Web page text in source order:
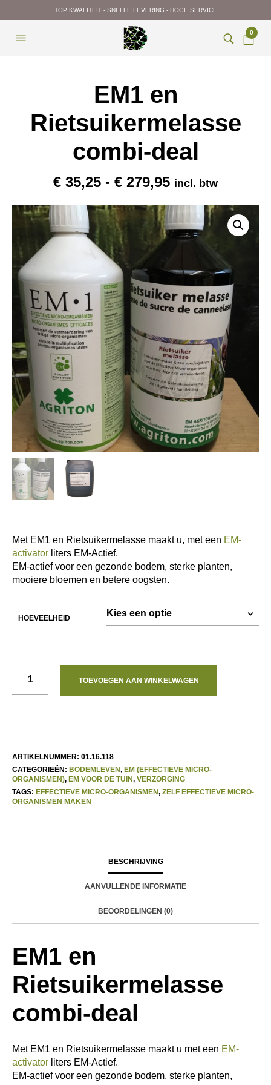
TOP KWALITEIT - SNELLE LEVERING - HOGE SERVICE
0
EM1 en
Rietsuikermelasse
combi-deal
€ 35,25 - € 279,95Prijsklasse:
tot
€ 279,95
incl. btw
Met EM1 en Rietsuikermelasse maakt u, met een EM-
activator liters EM-Actief.
EM-actief voor een gezonde bodem, sterke planten,
mooiere bloemen en betere oogsten.
HOEVEELHEID
TOEVOEGEN AAN WINKELWAGEN
ARTIKELNUMMER: 01.16.118
CATEGORIEËN: BODEMLEVEN, EM (EFFECTIEVE MICRO-
ORGANISMEN), EM VOOR DE TUIN, VERZORGING
TAGS: EFFECTIEVE MICRO-ORGANISMEN, ZELF EFFECTIEVE MICRO-
ORGANISMEN MAKEN
BESCHRIJVING
AANVULLENDE INFORMATIE
BEOORDELINGEN (0)
EM1 en
Rietsuikermelasse
combi-deal
Met EM1 en Rietsuikermelasse maakt u met een EM-
activator liters EM-Actief.
EM-actief voor een gezonde bodem, sterke planten,